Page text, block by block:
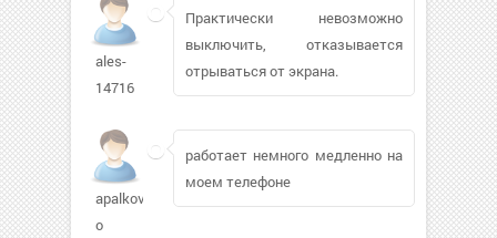
ales-
14716
Практически невозможно
выключить, отказывается
отрываться от экрана.
apalkov-
o
работает немного медленно на
моем телефоне